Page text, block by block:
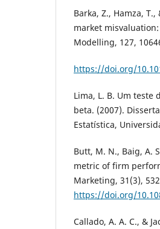
Barka, Z., Hamza,
market
Modelling, 127,
https://doi.org/
Lima, L. B. Um teste
beta. (2007).
Estatística,
Butt, M. N., Baig, A.
metric of firm
Marketing, 31(3),
https://doi.org/
Callado, A. A. C., &